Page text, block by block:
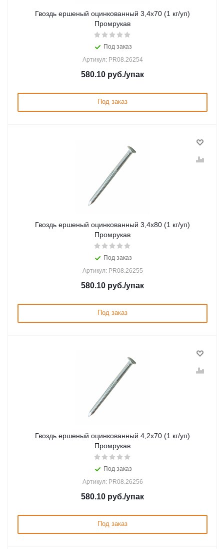
Гвоздь ершеный оцинкованный 3,4х70 (1 кг/уп)
Промрукав
Под заказ
Артикул: PR08.26254
580.10 руб./упак
Под заказ
Гвоздь ершеный оцинкованный 3,4х80 (1 кг/уп)
Промрукав
Под заказ
Артикул: PR08.26255
580.10 руб./упак
Под заказ
Гвоздь ершеный оцинкованный 4,2х70 (1 кг/уп)
Промрукав
Под заказ
Артикул: PR08.26256
580.10 руб./упак
Под заказ